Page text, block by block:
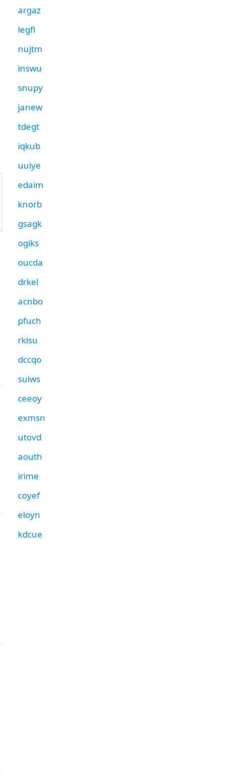
argaz
legfl
nujtm
inswu
snupy
janew
tdegt
iqkub
uuiye
edaim
knorb
gsagk
ogiks
oucda
drkel
acnbo
pfuch
rkisu
dccqo
suiws
ceeoy
exmsn
utovd
aouth
irime
coyef
eloyn
kdcue